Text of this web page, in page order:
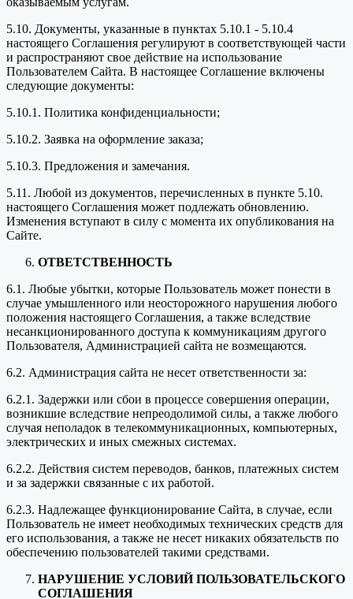
5.10. Документы, указанные в пунктах 5.10.1 - 5.10.4
настоящего Соглашения регулируют в соответствующей части
и распространяют свое действие на использование
Пользователем Сайта. В настоящее Соглашение включены
следующие документы:
5.10.1. Политика конфиденциальности;
5.10.2. Заявка на оформление заказа;
5.10.3. Предложения и замечания.
5.11. Любой из документов, перечисленных в пункте 5.10.
настоящего Соглашения может подлежать обновлению.
Изменения вступают в силу с момента их опубликования на
Сайте.
ОТВЕТСТВЕННОСТЬ
6.1. Любые убытки, которые Пользователь может понести в
случае умышленного или неосторожного нарушения любого
положения настоящего Соглашения, а также вследствие
несанкционированного доступа к коммуникациям другого
Пользователя, Администрацией сайта не возмещаются.
6.2. Администрация сайта не несет ответственности за:
6.2.1. Задержки или сбои в процессе совершения операции,
возникшие вследствие непреодолимой силы, а также любого
случая неполадок в телекоммуникационных, компьютерных,
электрических и иных смежных системах.
6.2.2. Действия систем переводов, банков, платежных систем
и за задержки связанные с их работой.
6.2.3. Надлежащее функционирование Сайта, в случае, если
Пользователь не имеет необходимых технических средств для
его использования, а также не несет никаких обязательств по
обеспечению пользователей такими средствами.
НАРУШЕНИЕ УСЛОВИЙ ПОЛЬЗОВАТЕЛЬСКОГО
СОГЛАШЕНИЯ